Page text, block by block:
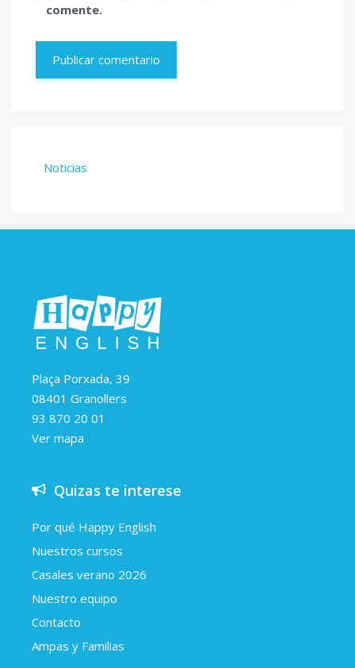
comente.
Noticias
Plaça Porxada, 39
08401 Granollers
93 870 20 01
Ver mapa
Quizas te interese
Por qué Happy English
Nuestros cursos
Casales verano 2026
Nuestro equipo
Contacto
Ampas y Familias